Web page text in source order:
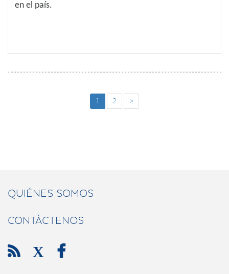
en el país.
1 2 >
QUIÉNES SOMOS
CONTÁCTENOS
 X 